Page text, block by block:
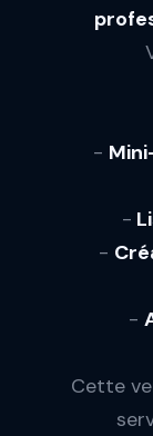
-
-
-
-
Cette